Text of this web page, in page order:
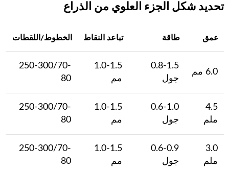
تحديد شكل الجزء العلوي من الذراع
عمق طاقة تباعد النقاط الخطوط/اللقطات
6.0 مم
0.8-1.5
جول
1.0-1.5
مم
250-300/70-
80
4.5
ملم
0.6-1.0
جول
1.0-1.5
مم
250-300/70-
80
3.0
ملم
0.6-0.9
جول
1.0-1.5
مم
250-300/70-
80